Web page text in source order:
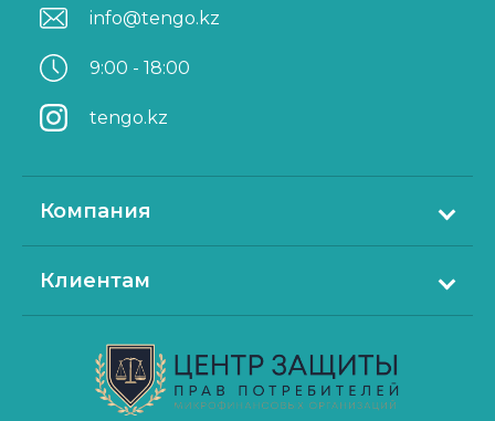
info@tengo.kz
9:00 - 18:00
tengo.kz
Компания
Пресс-релиз
Клиентам
Как погасить микрокредит
Документы